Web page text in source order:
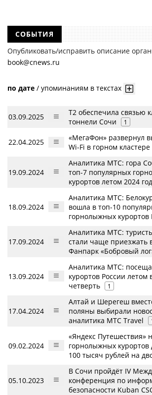
СОБЫТИЯ
Опубликовать/исправить описание
book@cnews.ru
по дате / упоминаниям в текстах
03.09.2025
T2 обеспечила связью
тоннели Сочи
1
22.04.2025
«МегаФон» развернул
Wi-Fi в горном
19.09.2024
Аналитика МТС: гора
топ-7 популярных
курортов летом 2024
18.09.2024
Аналитика МТС:
вошла в топ-10
горнолыжных курортов
17.09.2024
Аналитика МТС:
стали чаще приезжать
Фанпарк «Бобровый
13.09.2024
Аналитика МТС:
курортов России летом
четверть
1
17.04.2024
Алтай и Шерегеш
поляны выбирали
аналитика МТС Travel
09.02.2024
«Яндекс Путешествия»
горнолыжных курортов
100 тысяч рублей на
05.10.2023
В Сочи пройдёт IV
конференция по
безопасности Kuban